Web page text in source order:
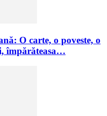
O carte, o poveste, o
împărăteasa…